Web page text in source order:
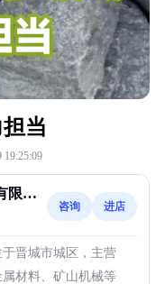
当
19:25:09
限公
咨询 进店
晋城市城区，主营
材料、矿山机械等